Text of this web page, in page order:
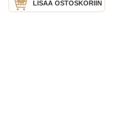
LISÄÄ OSTOSKORIIN